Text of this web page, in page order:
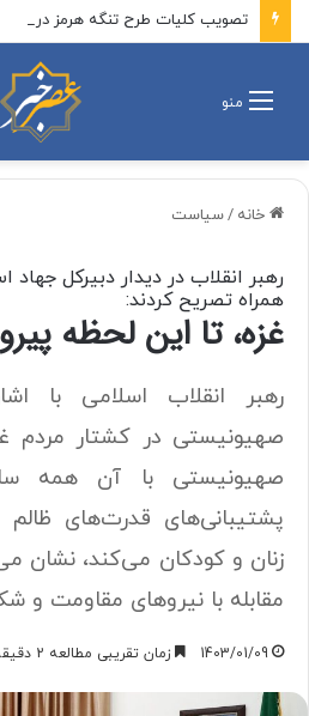
تصویب کلیات طرح تنگه هرمز در
منو
خانه /سیاست
رهبر انقلاب در دیدار دبیرکل
همراه تصریح کردند:
غزه، تا این لحظه
رهبر انقلاب اسلامی با
صهیونیستی در کشتار مردم
صهیونیستی با آن همه
پشتیبانی‌های قدرت‌های ظالم
زنان و کودکان می‌کند، نشان
مقابله با نیرو‌های مقاومت
1403/01/09 زمان تقریبی مطالعه 2 دقیقه